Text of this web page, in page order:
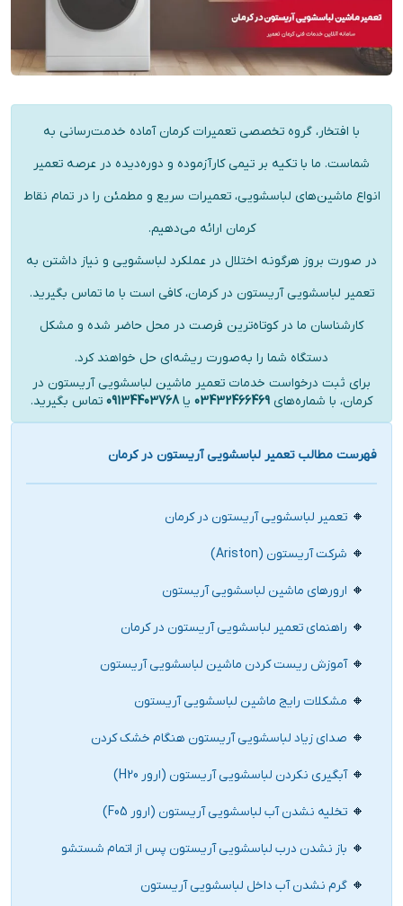
با افتخار، گروه تخصصی تعمیرات کرمان آماده خدمت‌رسانی به
شماست. ما با تکیه بر تیمی کارآزموده و دوره‌دیده در عرصه تعمیر
انواع ماشین‌های لباسشویی، تعمیرات سریع و مطمئن را در تمام نقاط
کرمان ارائه می‌دهیم.
در صورت بروز هرگونه اختلال در عملکرد لباسشویی و نیاز داشتن به
تعمیر لباسشویی آریستون در کرمان، کافی‌ است با ما تماس بگیرید.
کارشناسان ما در کوتاه‌ترین فرصت در محل حاضر شده و مشکل
دستگاه شما را به‌صورت ریشه‌ای حل خواهند کرد.
برای ثبت درخواست خدمات تعمیر ماشین لباسشویی آریستون در
کرمان، با شماره‌های 03432466469 یا09134403768 تماس بگیرید.
فهرست مطالب تعمیر لباسشویی آریستون در کرمان
تعمیر لباسشویی آریستون در کرمان
شرکت آریستون (Ariston)
ارورهای ماشین لباسشویی آریستون
راهنمای تعمیر لباسشویی آریستون در کرمان
آموزش ریست کردن ماشین لباسشویی آریستون
مشکلات رایج ماشین لباسشویی آریستون
صدای زیاد لباسشویی آریستون هنگام خشک کردن
آبگیری نکردن لباسشویی آریستون (ارور H20)
تخلیه نشدن آب لباسشویی آریستون (ارور F05)
باز نشدن درب لباسشویی آریستون پس از اتمام شستشو
گرم نشدن آب داخل لباسشویی آریستون